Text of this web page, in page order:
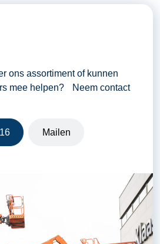
ons assortiment of kunnen
mee helpen? Neem contact
Mailen